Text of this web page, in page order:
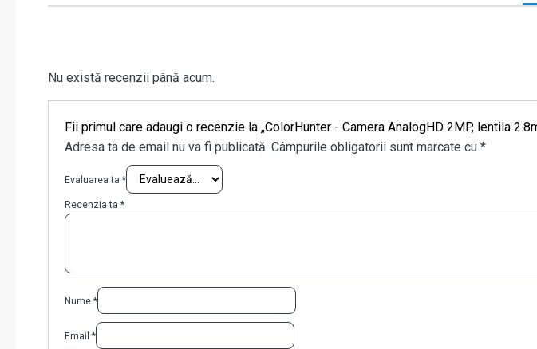
Nu există recenzii până acum.
Fii primul care adaugi o recenzie la „ColorHunter - Camera AnalogHD 2MP, lentila
Adresa ta de email nu va fi publicată. Câmpurile obligatorii sunt marcate cu *
Evaluarea ta *
Recenzia ta *
Nume *
Email *